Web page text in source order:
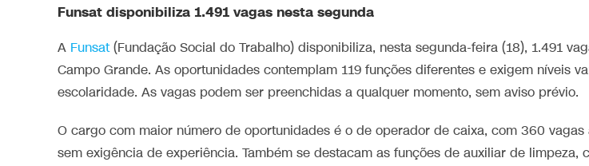
Funsat disponibiliza 1.491 vagas nesta segunda
A Funsat(Fundação Social do Trabalho) disponibiliza, nesta segunda-feira (18), 1.491
Campo Grande. As oportunidades contemplam 119 funções diferentes e exigem níveis
escolaridade. As vagas podem ser preenchidas a qualquer momento, sem aviso prévio.
O cargo com maior número de oportunidades é o de operador de caixa, com 360
sem exigência de experiência. Também se destacam as funções de auxiliar de limpeza,